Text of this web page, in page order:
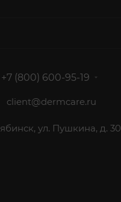
+7 (800) 600-95-19
client@dermcare.ru
ул. Пушкина, д. 30